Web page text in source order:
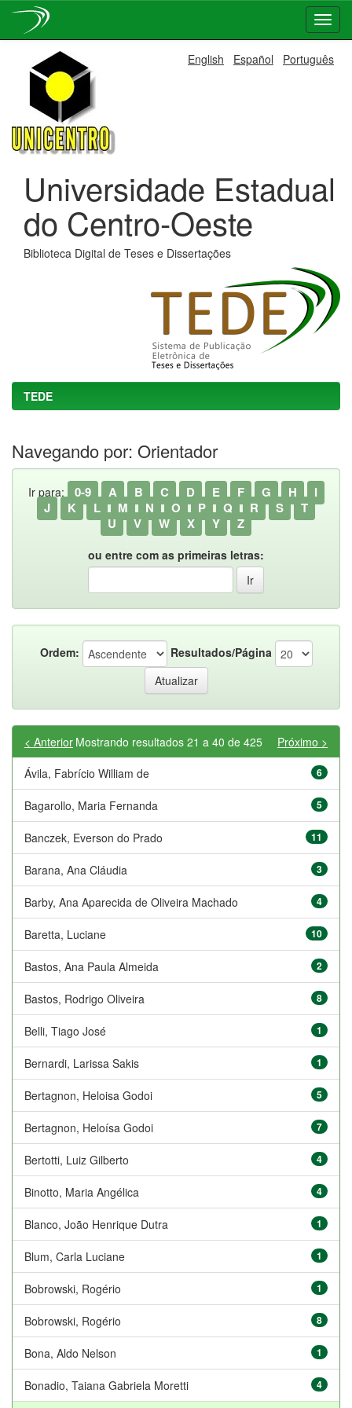
navigation
English Español Português
Universidade Estadual
do Centro-Oeste
Biblioteca Digital de Teses e Dissertações
TEDE
Navegando por: Orientador
Ir para: 0-9 A B C D E F G H
I
J
K L M N O P Q R S
T
U
V W X Y Z
ou entre com as primeiras letras:
Ordem: Resultados/Página
Mostrando resultados 21 a 40 de 425
< Anterior
Próximo >
Ávila, Fabrício William de
6
Bagarollo, Maria Fernanda 5
Banczek, Everson do Prado 11
Barana, Ana Cláudia 3
Barby, Ana Aparecida de Oliveira Machado 4
Baretta, Luciane 10
Bastos, Ana Paula Almeida 2
Bastos, Rodrigo Oliveira 8
Belli, Tiago José 1
Bernardi, Larissa Sakis 1
Bertagnon, Heloisa Godoi 5
Bertagnon, Heloísa Godoi 7
Bertotti, Luiz Gilberto 4
Binotto, Maria Angélica 4
Blanco, João Henrique Dutra 1
Blum, Carla Luciane 1
Bobrowski, Rogério 1
Bobrowski, Rogério 8
Bona, Aldo Nelson 1
Bonadio, Taiana Gabriela Moretti 4